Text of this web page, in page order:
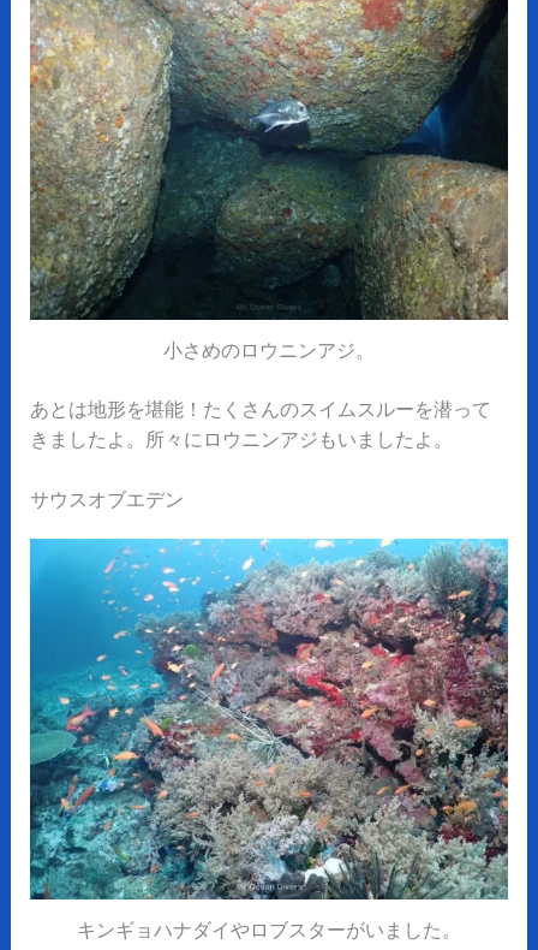
小さめのロウニンアジ。
あとは地形を堪能！たくさんのスイムスルーを潜って
きましたよ。所々にロウニンアジもいましたよ。
サウスオブエデン
キンギョハナダイやロブスターがいました。